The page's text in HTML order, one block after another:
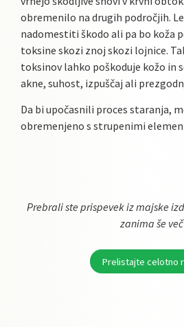
obremenilo na drugih področjih.
nadomestiti škodo ali pa bo koža
toksine skozi znoj skozi lojnice.
toksinov lahko poškoduje kožo in
akne, suhost, izpuščaj ali
Da bi upočasnili proces staranja,
obremenjeno s strupenimi
Prelistajte celotno
Prebrali ste prispevek iz majske
zanima še